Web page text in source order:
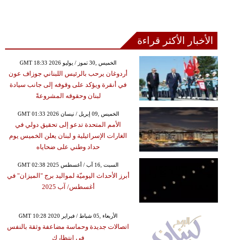
الأخبار الأكثر قراءة
GMT 18:33 2026 الخميس ,30 تموز / يوليو
أردوغان يرحب بالرئيس اللبناني جوزاف عون
في أنقرة ويؤكد على وقوفه إلى جانب سيادة
لبنان وحقوقه المشروعةً
GMT 01:33 2026 الخميس ,09 إبريل / نيسان
الأمم المتحدة تدعو إلى تحقيق دولي في
الغارات الإسرائيلية و لبنان يعلن الخميس يوم
حداد وطني على ضحاياه
GMT 02:38 2025 السبت ,16 آب / أغسطس
أبرز الأحداث اليوميّة لمواليد برج "الميزان" في
أغسطس/ آب 2025
GMT 10:28 2020 الأربعاء ,05 شباط / فبراير
اتصالات جديدة وحماسة مضاعفة وثقة بالنفس
في إنتظارك